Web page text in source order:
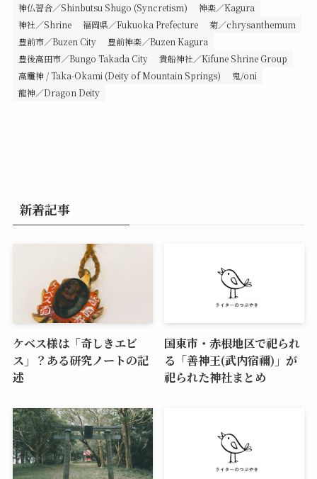
神仏習合／Shinbutsu Shugo (Syncretism)
神楽／Kagura
神社／Shrine
福岡県／Fukuoka Prefecture
菊／chrysanthemum
豊前市／Buzen City
豊前神楽／Buzen Kagura
豊後高田市／Bungo Takada City
貴船神社／Kifune Shrine Group
高龗神 / Taka-Okami (Deity of Mountain Springs)
鬼/oni
龍神／Dragon Deity
新着記事
ケベス様は「奇しきエビ
ス」？ある研究ノートの記
述
国東市・赤根地区で祀られ
る「善神王(武内宿禰)」が
祀られた神社まとめ